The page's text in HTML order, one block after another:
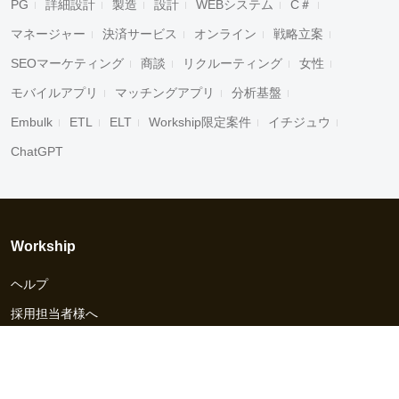
PG 詳細設計 製造 設計 WEBシステム C＃
マネージャー 決済サービス オンライン 戦略立案
SEOマーケティング 商談 リクルーティング 女性
モバイルアプリ マッチングアプリ 分析基盤
Embulk ETL ELT Workship限定案件 イチジュウ
ChatGPT
Workship
ヘルプ
採用担当者様へ